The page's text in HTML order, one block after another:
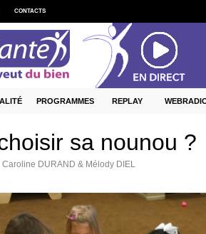
sa nounou ?
Caroline DURAND & Mélody DIEL
CONTACTS
PROGRAMMES REPLAY